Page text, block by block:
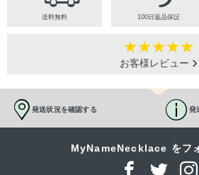
送料無料 100日返品保証
お客様レビュー
発送状況を確認する 発
MyNameNecklace をフ